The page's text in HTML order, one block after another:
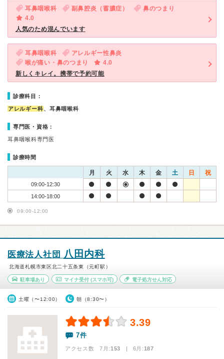
耳鼻咽喉科 副鼻腔炎（蓄膿症）
鼻のつまり
4.0
人気のため混んでいます
耳鼻咽喉科
アレルギー性鼻炎
喉が痛い・鼻のつまり
4.0
新しくキレイ。携帯で予約可能
診療科目：
アレルギー科、耳鼻咽喉科
専門医・資格：
耳鼻咽喉科専門医
診療時間
月 火 水 木 金 土 日 祝
09:00-12:30
14:00-18:00
09:00-12:00
医療法人社団 八田内科
北海道札幌市東区北二十五条東（元町駅）
駐車場あり マイナ受付(スマホ可) 電子処方せん対応
土曜（〜12:00） 朝（8:30〜）
3.39
7件
アクセス数 7月:153 | 6月:187